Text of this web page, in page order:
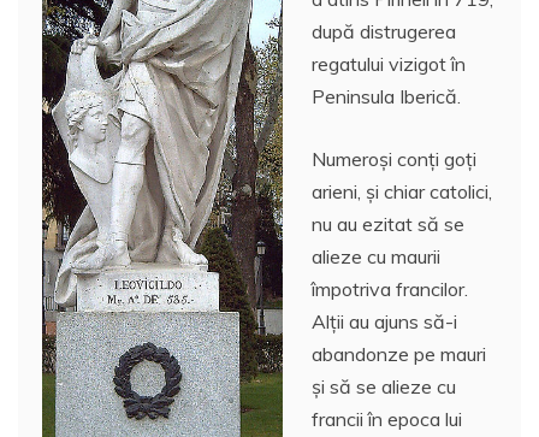
după distrugerea
regatului vizigot în
Peninsula Iberică.
Numeroşi conţi goți
arieni, și chiar catolici,
nu au ezitat să se
alieze cu maurii
împotriva francilor.
Alții au ajuns să-i
abandonze pe mauri
şi să se alieze cu
francii în epoca lui